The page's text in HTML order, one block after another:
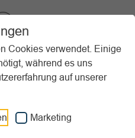
Cookies verwendet. Einige
während es uns
auf unserer
Marketing
Steuern & Finanzen
steuerliche Grundlagen
öffnen